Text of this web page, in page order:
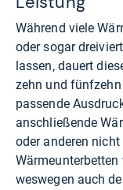
Während viele
oder sogar
lassen, dauert
zehn und fünfzehn
passende
anschließende
oder anderen nicht
weswegen auch